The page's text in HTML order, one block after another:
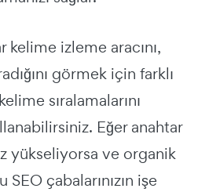
kelime izleme aracını,
görmek için farklı
sıralamalarını
Eğer anahtar
yükseliyorsa ve organik
çabalarınızın işe